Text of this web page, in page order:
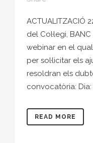
ACTUALITZACIÓ
del Col·legi,
webinar en el
per sol·licitar els
resoldran els
convocatòria: Dia:
READ MORE